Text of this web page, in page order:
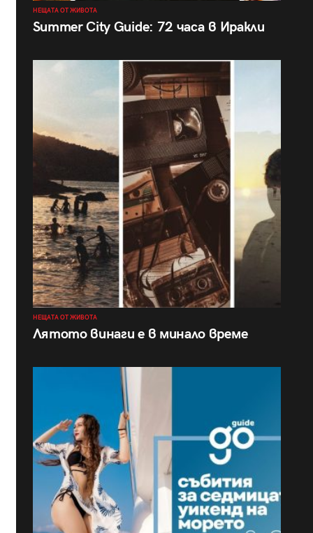
НЕЩАТА ОТ ЖИВОТА
Summer City Guide: 72 часа в Иракли
НЕЩАТА ОТ ЖИВОТА
Лятото винаги е в минало време